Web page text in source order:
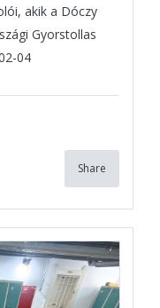
akik a Dóczy
Gyorstollas
04
Share